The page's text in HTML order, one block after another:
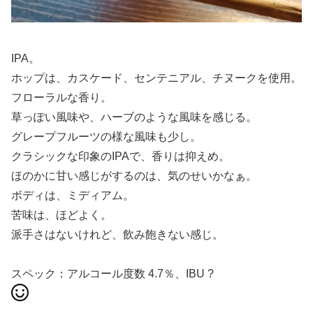
IPA。
ホップは、カスケード、センテニアル、チヌークを使用。
フローラルな香り。
草っぽい風味や、ハーブのような風味を感じる。
グレープフルーツの様な風味も少し。
クラシックな印象のIPAで、香りは抑えめ。
ほのかに甘い感じがするのは、気のせいかなぁ。
ボディは、ミディアム。
苦味は、ほどよく。
派手さはないけれど、飲み飽きない感じ。
スペック：アルコール度数 4.7％、IBU ?